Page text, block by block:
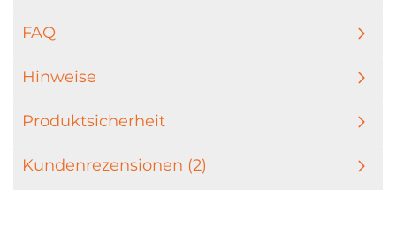
FAQ
Hinweise
Produktsicherheit
Kundenrezensionen (2)